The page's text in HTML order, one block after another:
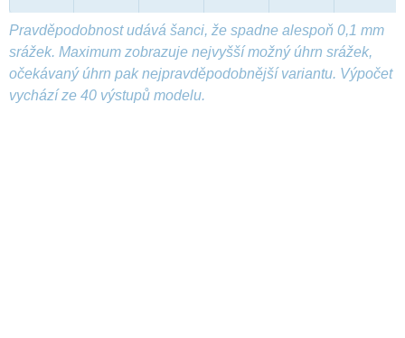
Pravděpodobnost udává šanci, že spadne alespoň 0,1 mm
srážek. Maximum zobrazuje nejvyšší možný úhrn srážek,
očekávaný úhrn pak nejpravděpodobnější variantu. Výpočet
vychází ze 40 výstupů modelu.